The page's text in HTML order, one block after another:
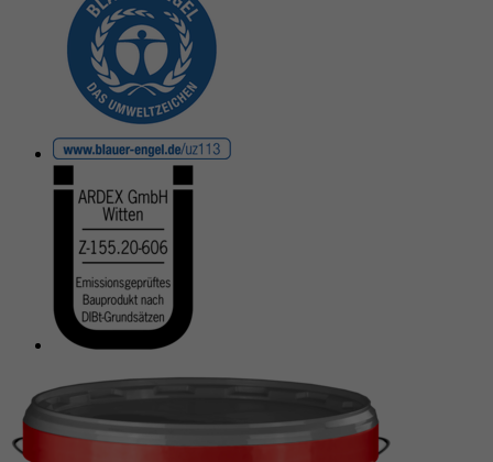
Anbieter Google reCAPTCHA
Laufzeit 6 Monate
Zweck
(_GRECAPTCHA), wenn es zum Zweck der